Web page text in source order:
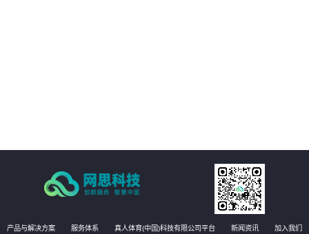
产品与解决方案 服务体系 真人体育(中国)科技有限公司平台 新闻资讯 加入我们